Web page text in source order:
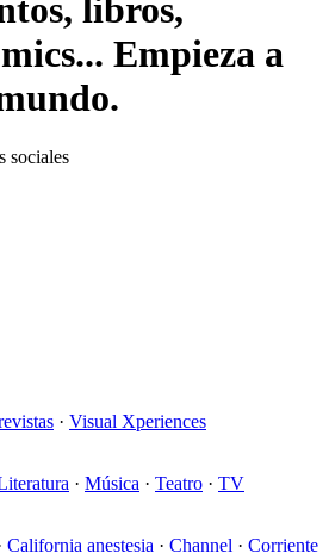
libros,
Empieza a
sociales
· Visual Xperiences
· Música · Teatro · TV
California anestesia · Channel · Corriente